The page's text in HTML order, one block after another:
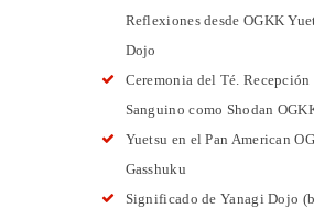
Reflexiones desde OGKK
Dojo
Ceremonia del Té. Recepción
Sanguino como Shodan
Yuetsu en el Pan American
Gasshuku
Significado de Yanagi Dojo